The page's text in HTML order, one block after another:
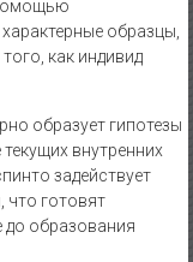
образцы,
как индивид
образует гипотезы
внутренних
задействует
что готовят
до образования